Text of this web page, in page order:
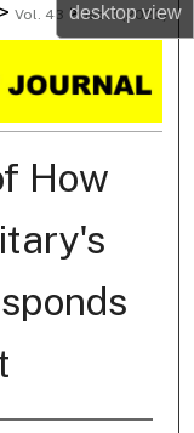
desktopview
> Vol. 43 > Iss. 1 (2020)
How